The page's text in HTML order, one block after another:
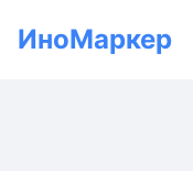
ИноМаркер